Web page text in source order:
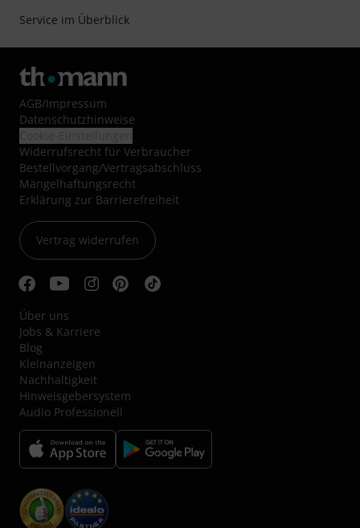
Service im Überblick
AGB/Impressum
Datenschutzhinweise
Widerrufsrecht für Verbraucher
Bestellvorgang/Vertragsabschluss
Mängelhaftungsrecht
Erklärung zur Barrierefreiheit
Vertrag widerrufen
Über uns
Jobs & Karriere
Blog
Kleinanzeigen
Nachhaltigkeit
Hinweisgebersystem
Audio Professionell